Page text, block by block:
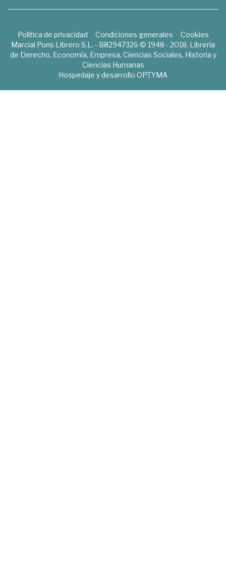
Política de privacidad Condiciones generales
Cookies
Marcial Pons Librero S.L. - B82947326 © 1948 - 2018. Librería
de Derecho, Economía, Empresa, Ciencias Sociales, Historia y
Ciencias Humanas
Hospedaje y desarrollo OPTYMA